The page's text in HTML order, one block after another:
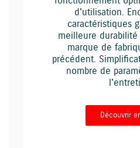
d'utilisation.
caractéristiques
meilleure
marque de
précédent.
nombre de
Découvrir